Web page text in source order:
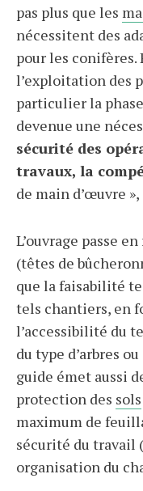
pas plus que les
nécessitent des
pour les conifères.
l’exploitation des
particulier la
devenue une
sécurité des
travaux, la
de main d’œuvre
L’ouvrage passe
(têtes de
que la faisabilité
tels chantiers, en
l’accessibilité du
du type d’arbres
guide émet aussi
protection des sols
maximum de
sécurité du travail
organisation du